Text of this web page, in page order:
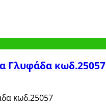
Γλυφάδα κωδ.25057
κωδ.25057